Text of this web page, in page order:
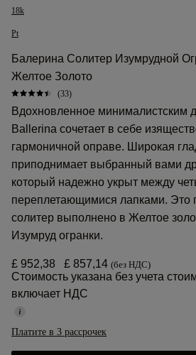
18k
Pt
Балерина Солитер Изумрудной
Желтое Золото
(33)
Вдохновленное минималистским
Ballerina сочетает в себе
гармоничной оправе. Широкая
приподнимает выбранный вами
который надежно укрыт между
переплетающимися лапками. Это
солитер выполнено в Желтое
Изумруд огранки.
£ 952,38 £ 857,14 (без НДС)
Стоимость указана без учета
включает НДС
Платите в 3 рассрочек